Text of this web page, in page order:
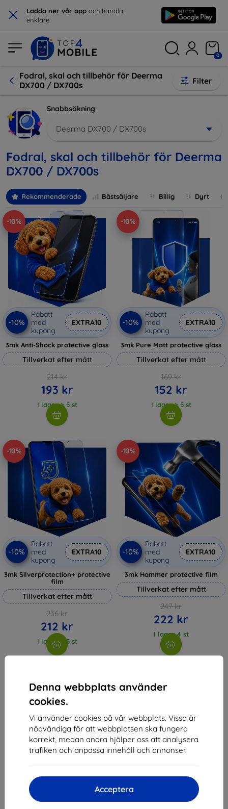
× Ladda ner vår app och handla
enklare.
Denna webbplats använder
cookies.
Vi använder cookies på vår webbplats. Vissa är
nödvändiga för att webbplatsen ska fungera
korrekt, medan andra hjälper oss att analysera
trafiken och anpassa innehåll och annonser.
Acceptera
0
Fodral, skal och tillbehör för Deerma
DX700 / DX700s
Filter
Snabbsökning
Deerma DX700 / DX700s
Fodral, skal och tillbehör för Deerma
DX700 / DX700s
Rekommenderade Bästsäljare Billig Dyrt
-10%
-10%
Rabatt
med
kupong
EXTRA10
3mk Anti-Shock protective glass
Tillverkat efter mått
214 kr
193 kr
I lager > 5 st
-10%
-10%
Rabatt
med
kupong
EXTRA10
3mk Pure Matt protective glass
Tillverkat efter mått
169 kr
152 kr
I lager > 5 st
-10%
-10%
Rabatt
med
kupong
EXTRA10
3mk Silverprotection+ protective
film
Tillverkat efter mått
236 kr
212 kr
I lager > 5 st
-10%
-10%
Rabatt
med
kupong
EXTRA10
3mk Hammer protective film
Tillverkat efter mått
247 kr
222 kr
I lager 4 st
av totalt4.
Shield-SK s.r.o.